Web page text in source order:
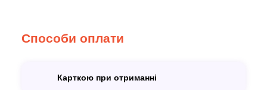
Способи оплати
Карткою при отриманні